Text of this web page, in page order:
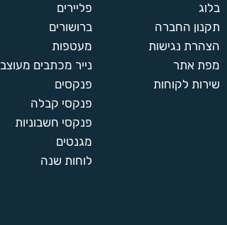
בלוג
תקנון החברה
הצהרת נגישות
מפת אתר
שירות לקוחות
פליירים
ברושורים
מעטפות
נייר מכתבים מעוצב
פנקסים
פנקסי קבלה
פנקסי חשבוניות
מגנטים
לוחות שנה